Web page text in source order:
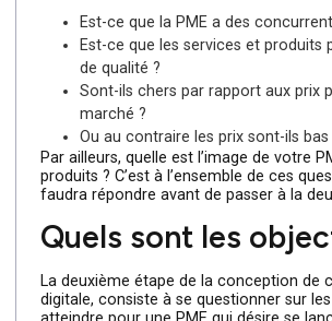
En premier lieu, une PME doit
positionnement sur le marché visé.
Est-ce que la PME a des
Est-ce que les services et
de qualité ?
Sont-ils chers par rapport aux
marché ?
Ou au contraire les prix sont-
Par ailleurs, quelle est l’image de
produits ? C’est à l’ensemble de ces
faudra répondre avant de passer à